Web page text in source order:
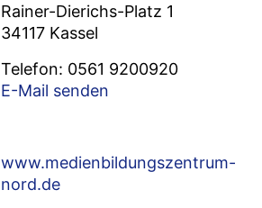
Rainer-Dierichs-Platz 1
34117 Kassel
Telefon: 0561 9200920
E-Mail senden
www.medienbildungszentrum-
nord.de